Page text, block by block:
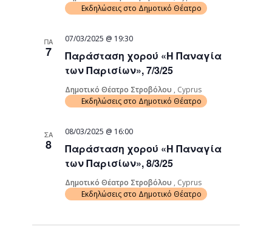
Εκδηλώσεις στο Δημοτικό Θέατρο
ΠΑ
7
Παράσταση χορού «Η Παναγία
των Παρισίων», 7/3/25
07/03/2025 @ 19:30
Δημοτικό Θέατρο Στροβόλου , Cyprus
Εκδηλώσεις στο Δημοτικό Θέατρο
ΣΑ
8
Παράσταση χορού «Η Παναγία
των Παρισίων», 8/3/25
08/03/2025 @ 16:00
Δημοτικό Θέατρο Στροβόλου , Cyprus
Εκδηλώσεις στο Δημοτικό Θέατρο